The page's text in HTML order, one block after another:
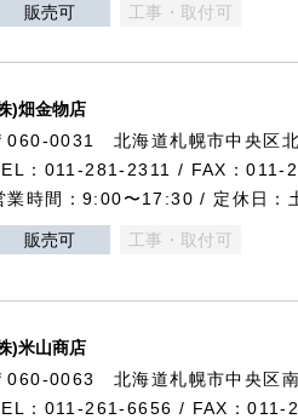
販売可 工事・取付可
)畑金物店
060-0031 北海道札幌市中央区
：011-281-2311 / FAX：011-
業時間：9:00〜17:30 / 定休日：
販売可 工事・取付可
)米山商店
060-0063 北海道札幌市中央区
：011-261-6656 / FAX：011-